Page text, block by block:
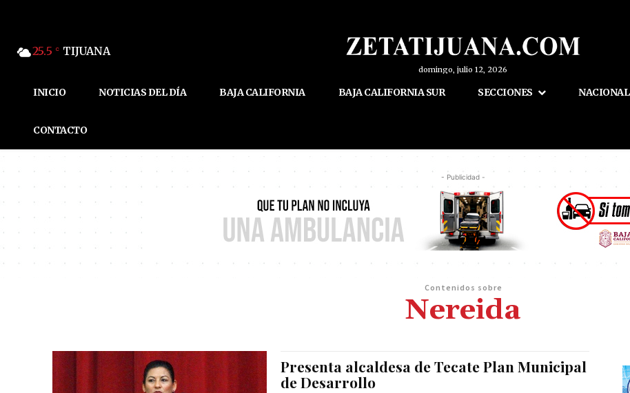
25.5 C TIJUANA
domingo, julio 12, 2026
INICIO NOTICIAS DEL DÍA BAJA CALIFORNIA BAJA CALIFORNIA SUR SECCIONES NACIONAL
CONTACTO
- Publicidad -
Contenidos sobre
Nereida
Presenta alcaldesa de Tecate Plan Municipal
de Desarrollo